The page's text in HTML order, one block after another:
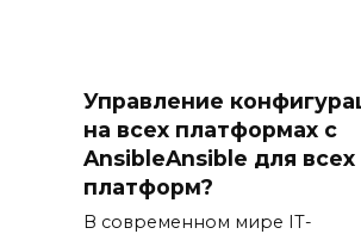
Управление
на всех платформах с
AnsibleAnsible для всех
платформ?
В современном мире IT-